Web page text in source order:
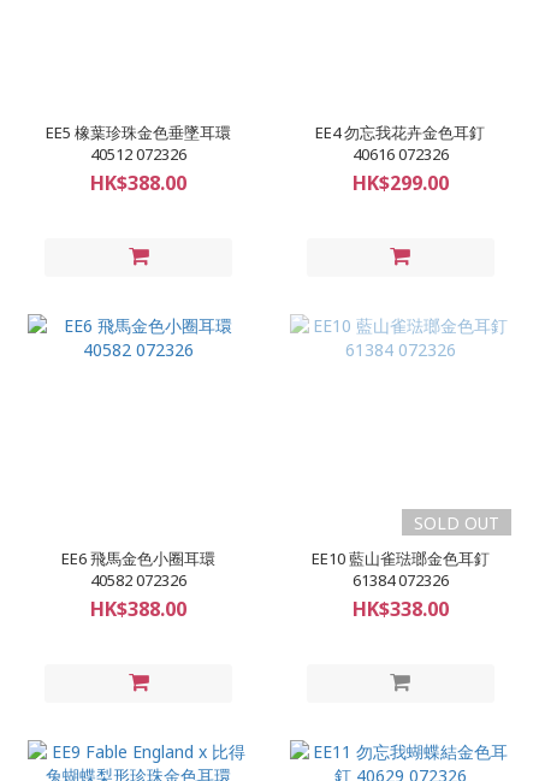
EE5 橡葉珍珠金色垂墜耳環
40512 072326
HK$388.00
EE4 勿忘我花卉金色耳釘
40616 072326
HK$299.00
EE6 飛馬金色小圈耳環
40582 072326
HK$388.00
SOLD OUT
EE10 藍山雀琺瑯金色耳釘
61384 072326
HK$338.00